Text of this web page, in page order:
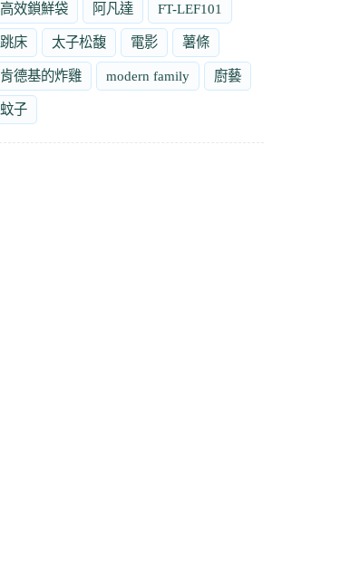
高效鎖鮮袋 阿凡達 FT-LEF101
跳床 太子松馥 電影 薯條
肯德基的炸雞 modern family 廚藝
蚊子